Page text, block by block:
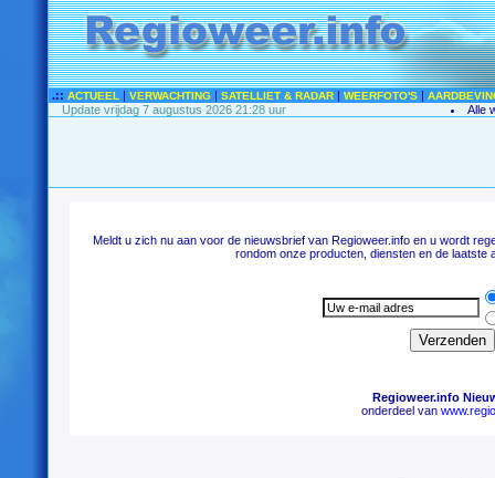
.:: ACTUEEL | VERWACHTING | SATELLIET & RADAR | WEERFOTO'S |
Update vrijdag 7 augustus 2026 21:28 uur Alle
Meldt u zich nu aan voor de nieuwsbrief van Regioweer.info en u wordt
rondom onze producten, diensten en de laatste
Regioweer.info
onderdeel van